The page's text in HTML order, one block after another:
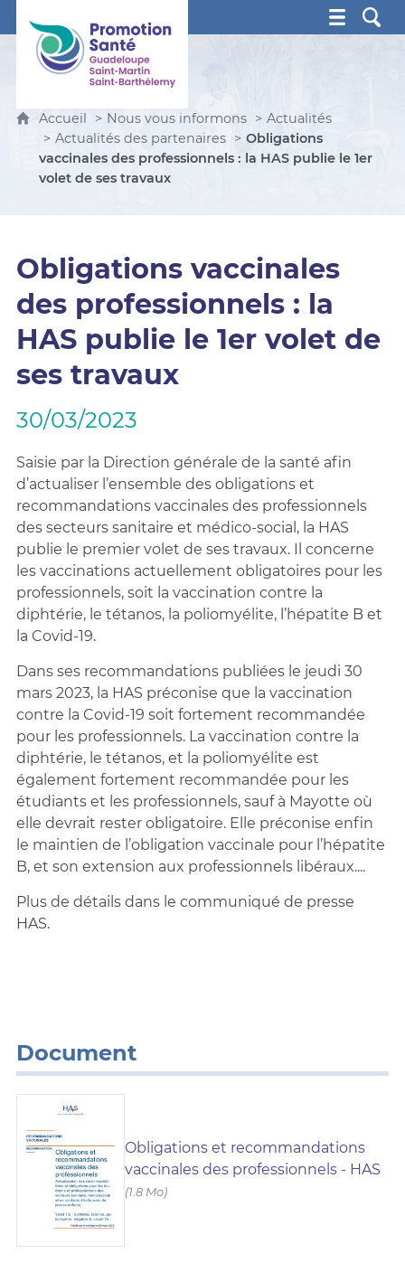
Promotion Santé Guadeloupe, Saint-Martin, Saint
Accueil Nous vous informons
Actualités
Actualités des partenaires
Obligations
vaccinales des professionnels : la HAS publie le 1er
volet de ses travaux
Obligations vaccinales
des professionnels : la
HAS publie le 1er volet de
ses travaux
30/03/2023
Saisie par la Direction générale de la santé afin
d’actualiser l’ensemble des obligations et
recommandations vaccinales des professionnels
des secteurs sanitaire et médico-social, la HAS
publie le premier volet de ses travaux. Il concerne
les vaccinations actuellement obligatoires pour les
professionnels, soit la vaccination contre la
diphtérie, le tétanos, la poliomyélite, l’hépatite B et
la Covid-19.
Dans ses recommandations publiées le jeudi 30
mars 2023, la HAS préconise que la vaccination
contre la Covid-19 soit fortement recommandée
pour les professionnels. La vaccination contre la
diphtérie, le tétanos, et la poliomyélite est
également fortement recommandée pour les
étudiants et les professionnels, sauf à Mayotte où
elle devrait rester obligatoire. Elle préconise enfin
le maintien de l’obligation vaccinale pour l’hépatite
B, et son extension aux professionnels libéraux....
Plus de détails dans le communiqué de presse
HAS.
Document
Obligations et recommandations
vaccinales des professionnels - HAS
(1.8 Mo)